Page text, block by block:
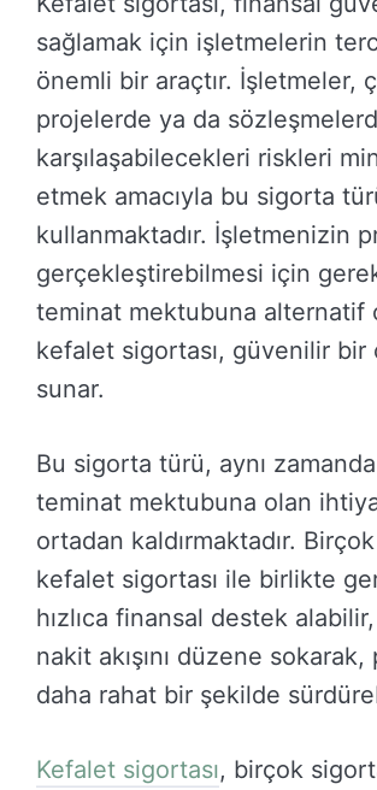
sağlamak için işletmelerin
önemli bir araçtır. İşletmeler,
projelerde ya da
karşılaşabilecekleri riskleri
etmek amacıyla bu sigorta
kullanmaktadır. İşletmenizin
gerçekleştirebilmesi için
teminat mektubuna alternatif
kefalet sigortası, güvenilir bir
sunar.
Bu sigorta türü, aynı
teminat mektubuna olan
ortadan kaldırmaktadır.
kefalet sigortası ile birlikte
hızlıca finansal destek
nakit akışını düzene
daha rahat bir şekilde
Kefalet sigortası, birçok